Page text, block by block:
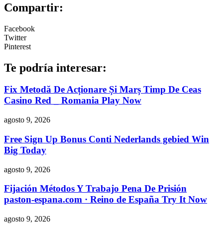
Compartir:
Facebook
Twitter
Pinterest
Te podría interesar:
Fix Metodă De Acționare Și Marș Timp De Ceas
Casino Red _ Romania Play Now
agosto 9, 2026
Free Sign Up Bonus Conti Nederlands gebied Win
Big Today
agosto 9, 2026
Fijación Métodos Y Trabajo Pena De Prisión
paston-espana.com · Reino de España Try It Now
agosto 9, 2026